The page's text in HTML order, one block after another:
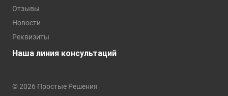
Отзывы
Новости
Реквизиты
Наша линия консультаций
© 2026 Простые Решения